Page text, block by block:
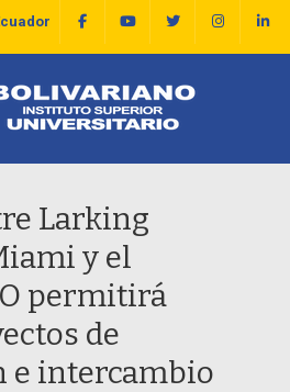
Larking
y el
permitirá
de
e intercambio